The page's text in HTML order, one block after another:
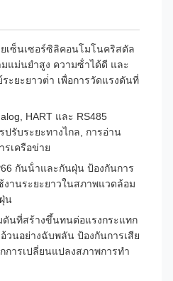
เซ็นเซอร์ซิลิคอนโมโนคริสตัล
แม่นยําสูง ความซ้ําได้ดี และ
ะยะยาวต่ํา เพื่อการวัดแรงดันที่
HART และ RS485
ปรับระยะทางไกล, การอ่าน
เครือข่าย
กันน้ําและกันฝุ่น ป้องกันการ
งานระยะยาวในสภาพแวดล้อม
น
ดันที่สร้างขึ้นทนต่อแรงกระแทก
วนอย่างฉับพลัน ป้องกันการเสีย
การเปลี่ยนแปลงสภาพการทํา